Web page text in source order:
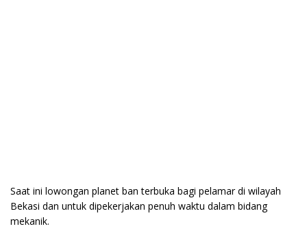
Saat ini lowongan planet ban terbuka bagi pelamar di wilayah
Bekasi dan untuk dipekerjakan penuh waktu dalam bidang
mekanik.